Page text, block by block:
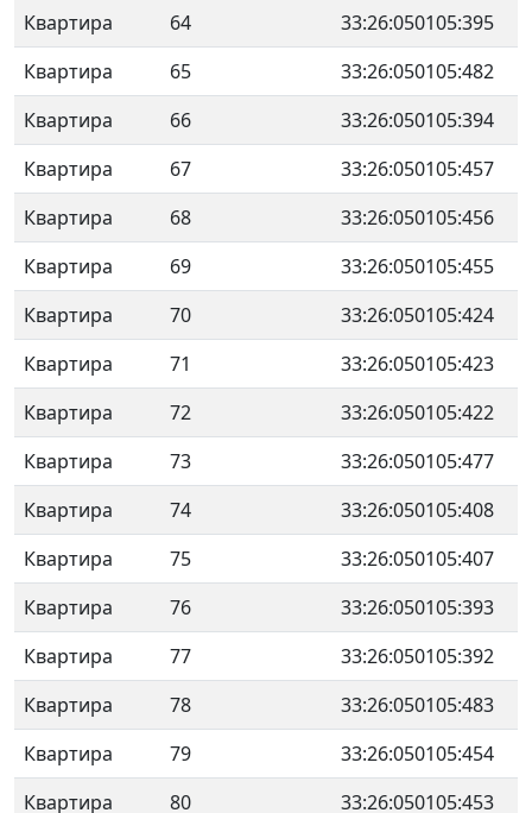
Квартира
64
33:26:050105:395
Квартира
65
33:26:050105:482
Квартира
66
33:26:050105:394
Квартира
67
33:26:050105:457
Квартира
68
33:26:050105:456
Квартира
69
33:26:050105:455
Квартира
70
33:26:050105:424
Квартира
71
33:26:050105:423
Квартира
72
33:26:050105:422
Квартира
73
33:26:050105:477
Квартира
74
33:26:050105:408
Квартира
75
33:26:050105:407
Квартира
76
33:26:050105:393
Квартира
77
33:26:050105:392
Квартира
78
33:26:050105:483
Квартира
79
33:26:050105:454
Квартира
80
33:26:050105:453